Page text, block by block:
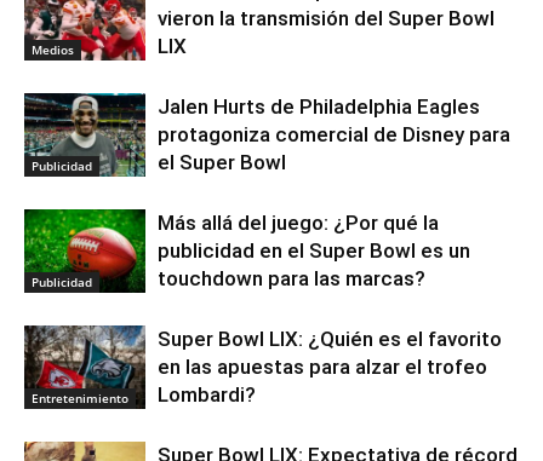
Medios
vieron la transmisión del Super Bowl
LIX
Publicidad
Jalen Hurts de Philadelphia Eagles
protagoniza comercial de Disney para
el Super Bowl
Publicidad
Más allá del juego: ¿Por qué la
publicidad en el Super Bowl es un
touchdown para las marcas?
Entretenimiento
Super Bowl LIX: ¿Quién es el favorito
en las apuestas para alzar el trofeo
Lombardi?
Super Bowl LIX: Expectativa de récord